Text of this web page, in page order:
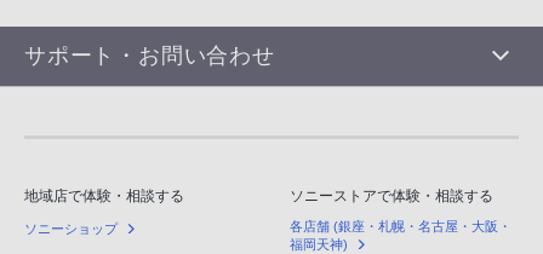
サポート・お問い合わせ
地域店で体験・相談する
ソニーショップ
ソニーストアで体験・相談する
各店舗 (銀座・札幌・名古屋・大阪・
福岡天神)